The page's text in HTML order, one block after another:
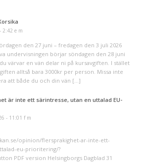
2:42 e m
den 27 juni – fredagen den 3 juli 2026
undervisningen börjar söndagen den 28 juni
värvar en vän delar ni på kursavgiften. I stället
alltså bara 3000kr per person. Missa inte
att både du och din vän […]
är inte ett särintresse, utan en uttalad EU-
- 11:01 f m
opinion/flersprakighet-ar-inte-ett-
eu-prioritering/?
PDF version Helsingborgs Dagblad 31